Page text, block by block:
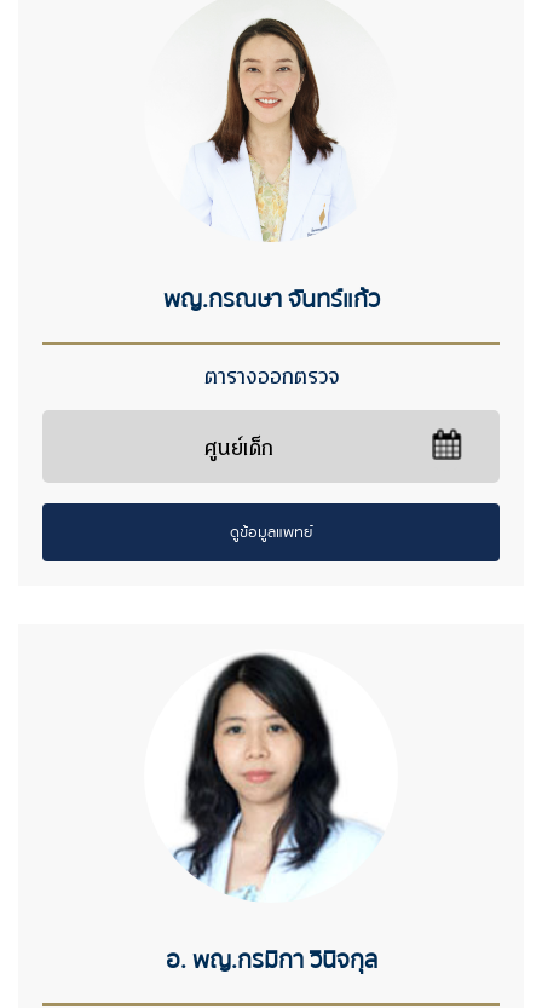
พญ.กรณษา จันทร์แก้ว
ตารางออกตรวจ
ศูนย์เด็ก
ดูข้อมูลแพทย์
อ. พญ.กรมิกา วินิจกุล